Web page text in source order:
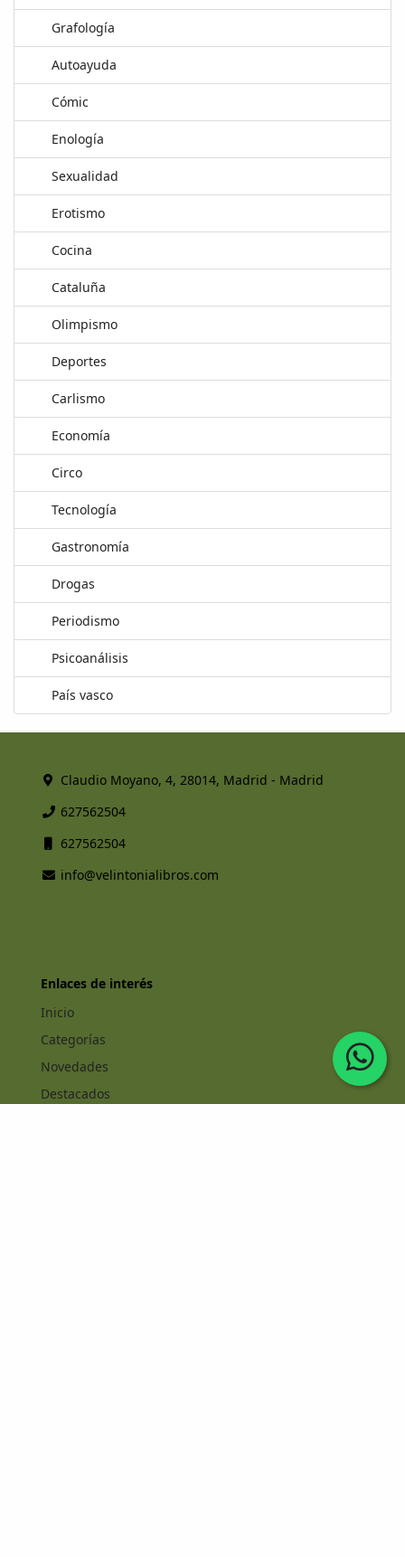
Grafología
Autoayuda
Cómic
Enología
Sexualidad
Erotismo
Cocina
Cataluña
Olimpismo
Deportes
Carlismo
Economía
Circo
Tecnología
Gastronomía
Drogas
Periodismo
Psicoanálisis
País vasco
Claudio Moyano, 4, 28014, Madrid - Madrid
627562504
627562504
info@velintonialibros.com
Enlaces de interés
Inicio
Categorías
Novedades
Destacados